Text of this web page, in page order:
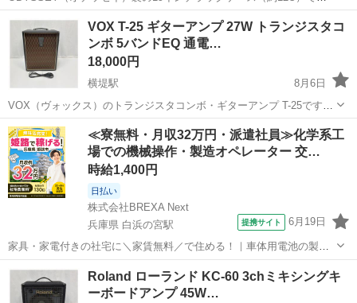
す。 引っ越しに伴う機材整理のため出品いたします。 【仕様】 ・19
インチラック規格（幅約48cm対応） ・約12U ・キャスター付き ...
大阪 羽曳野市 藤井寺駅 エフェクター、PA機器
VOX T-25 ギターアンプ 27W トランジスタコ
ンボ 5バンドEQ 通電…
18,000円
横堤駅
8月6日
VOX（ヴォックス）のトランジスタコンボ・ギターアンプ T-25です。
通電・音出しともに確認済みです。 【内容】 ・型番：T-25（トランジ
スタコンボアンプ） ・電源：100V 50/60Hz、出力27W ・コントロ...
大阪 大阪市 横堤駅 アンプ トランジスタ
≪寮無料・月収32万円・派遣社員≫化学系工
場での機械操作・製造オペレーター 交…
時給1,400円
日払い
株式会社BREXA Next
兵庫県 白浜の宮駅
提携サイト 6月19日
家具・家電付きの社宅に＼家賃無料／で住める！｜車体用電池の製造
｜未経験から月収例32万円♪｜さらに【年間休日130日】！ 人気の工場
のお仕事 ◇車体用電池の製造◇ 機械の操作、部品のセッティング、検
査、清掃業務など。 ...
兵庫 姫路市 その他
Roland ローランド KC-60 3chミキシングキ
ーボードアンプ 45W…